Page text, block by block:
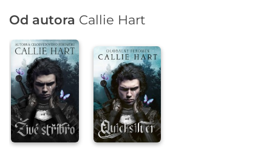
Od autora Callie Hart